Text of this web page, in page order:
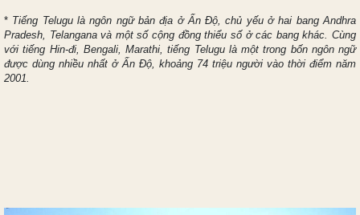
* Tiếng Telugu là ngôn ngữ bản địa ở Ấn Độ, chủ yếu ở hai bang Andhra
Pradesh, Telangana và một số cộng đồng thiểu số ở các bang khác. Cùng
với tiếng Hin-đi, Bengali, Marathi, tiếng Telugu là một trong bốn ngôn ngữ
được dùng nhiều nhất ở Ấn Độ, khoảng 74 triệu người vào thời điểm năm
2001.